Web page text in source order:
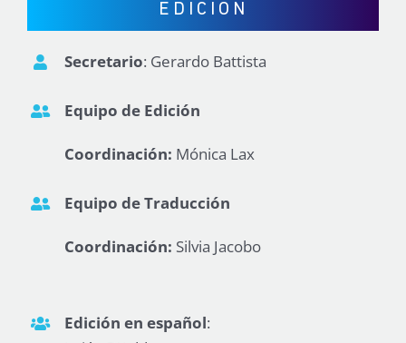
EDICIÓN
Secretario: Gerardo Battista
Equipo de Edición
Coordinación: Mónica Lax
Equipo de Traducción
Coordinación: Silvia Jacobo
Edición en español: